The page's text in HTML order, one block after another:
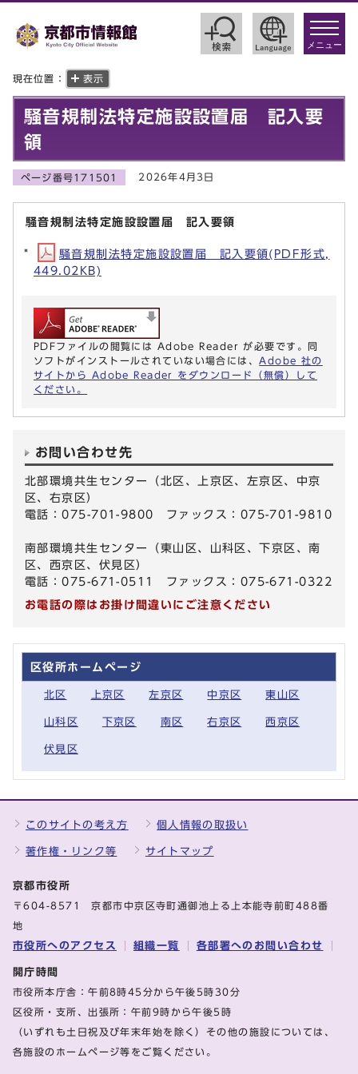
toggle
メニュー
現在位置： 表示
騒音規制法特定施設設置届 記入要
領
ページ番号171501 2026年4月3日
騒音規制法特定施設設置届 記入要領
騒音規制法特定施設設置届 記入要領(PDF形式,
449.02KB)
PDFファイルの閲覧には Adobe Reader が必要です。同
ソフトがインストールされていない場合には、 Adobe 社の
サイトから Adobe Reader をダウンロード（無償）して
ください。
お問い合わせ先
北部環境共生センター（北区、上京区、左京区、中京
区、右京区）
電話：075-701-9800 ファックス：075-701-9810
南部環境共生センター（東山区、山科区、下京区、南
区、西京区、伏見区）
電話：075-671-0511 ファックス：075-671-0322
お電話の際はお掛け間違いにご注意ください
区役所ホームページ
北区 上京区 左京区 中京区 東山区
山科区 下京区 南区 右京区 西京区
伏見区
このサイトの考え方 個人情報の取扱い
著作権・リンク等 サイトマップ
京都市役所
〒604-8571 京都市中京区寺町通御池上る上本能寺前町488番
地
市役所へのアクセス 組織一覧 各部署へのお問い合わせ
開庁時間
市役所本庁舎：午前8時45分から午後5時30分
区役所・支所、出張所：午前9時から午後5時
（いずれも土日祝及び年末年始を除く）その他の施設については、
各施設のホームページ等をご覧ください。